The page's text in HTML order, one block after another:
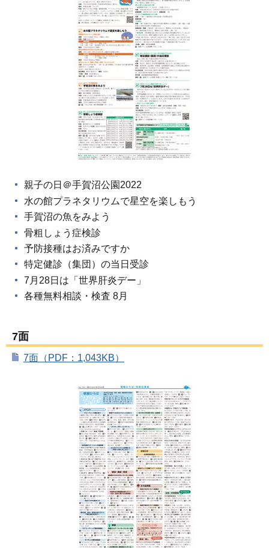
親子の日＠手賀沼公園2022
水の館プラネタリウムで星空を楽しもう
手賀沼の魚をみよう
骨粗しょう症検診
予防接種はお済みですか
特定健診（集団）の当日受診
7月28日は「世界肝炎デー」
各種無料相談・検査 8月
7面
7面（PDF：1,043KB）